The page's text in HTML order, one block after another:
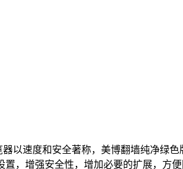
器以速度和安全著称，美博翻墙纯净绿
，增强安全性，增加必要的扩展，方便